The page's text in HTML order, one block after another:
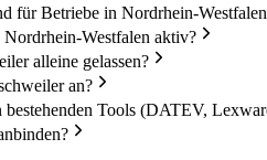
Betriebe in Nordrhein-Westfalen
Nordrhein-Westfalen aktiv?
alleine gelassen?
an?
Tools (DATEV,